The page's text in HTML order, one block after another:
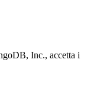
Inc., accetta i